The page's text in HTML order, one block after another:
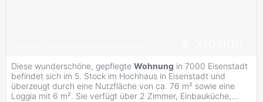
Diese wunderschöne, gepflegte Wohnung in 7000 Eisenstadt
befindet sich im 5. Stock im Hochhaus in Eisenstadt und
überzeugt durch eine Nutzfläche von ca. 76 m² sowie eine
Loggia mit 6 m². Sie verfügt über 2 Zimmer, Einbauküche,...